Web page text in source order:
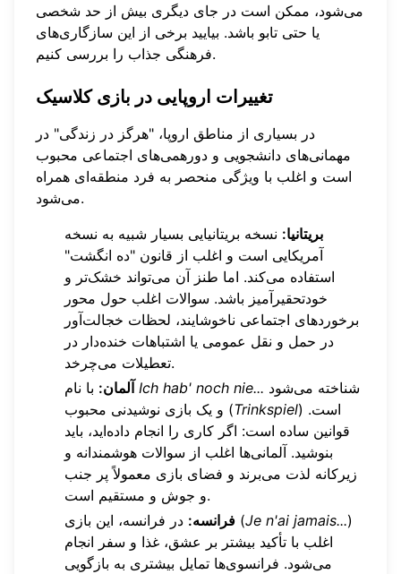
می‌شود، ممکن است در جای دیگری بیش از حد شخصی
یا حتی تابو باشد. بیایید برخی از این سازگاری‌های
فرهنگی جذاب را بررسی کنیم.
تغییرات اروپایی در بازی کلاسیک
در بسیاری از مناطق اروپا، "هرگز در زندگی" در
مهمانی‌های دانشجویی و دورهمی‌های اجتماعی محبوب
است و اغلب با ویژگی منحصر به فرد منطقه‌ای همراه
می‌شود.
بریتانیا: نسخه بریتانیایی بسیار شبیه به نسخه
آمریکایی است و اغلب از قانون "ده انگشت"
استفاده می‌کند. اما طنز آن می‌تواند خشک‌تر و
خودتحقیرآمیز باشد. سوالات اغلب حول محور
برخوردهای اجتماعی ناخوشایند، لحظات خجالت‌آور
در حمل و نقل عمومی یا اشتباهات خنده‌دار در
تعطیلات می‌چرخد.
آلمان: Ich hab' noch nie...
و یک بازی نوشیدنی محبوب (Trinkspiel) است.
قوانین ساده است: اگر کاری را انجام داده‌اید، باید
بنوشید. آلمانی‌ها اغلب از سوالات هوشمندانه و
زیرکانه لذت می‌برند و فضای بازی معمولاً پر جنب
و جوش و مستقیم است.
فرانسه: در فرانسه، این بازی (Je n'ai jamais...)
اغلب با تأکید بیشتر بر عشق، غذا و سفر انجام
می‌شود. فرانسوی‌ها تمایل بیشتری به بازگویی